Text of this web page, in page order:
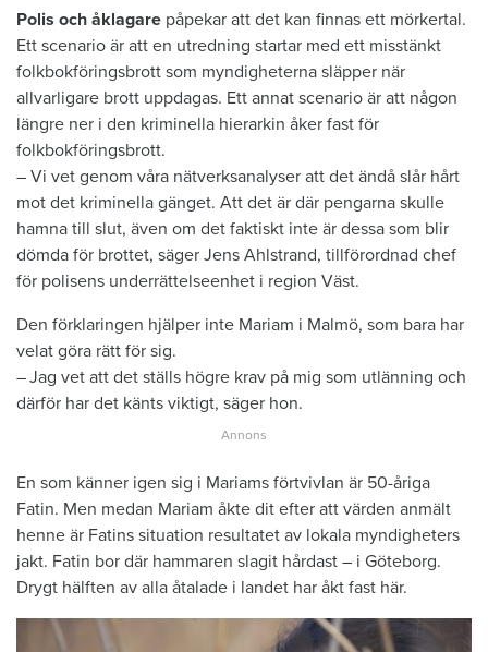
Polis och åklagare påpekar att det kan finnas ett mörkertal.
Ett scenario är att en utredning startar med ett misstänkt
folkbokföringsbrott som myndigheterna släpper när
allvarligare brott uppdagas. Ett annat scenario är att någon
längre ner i den kriminella hierarkin åker fast för
folkbokföringsbrott.
– Vi vet genom våra ­nätverksanalyser att det ändå slår hårt
mot det ­kriminella gänget. Att det är där pengarna skulle
hamna till slut, även om det faktiskt inte är dessa som blir
dömda för ­brottet, ­säger Jens Ahlstrand, till­förordnad chef
för polisens under­rättelseenhet i region Väst.
Den förklaringen hjälper inte ­Mariam i Malmö, som bara har
velat göra rätt för sig.
– Jag vet att det ställs högre krav på mig som utlänning och
därför har det känts viktigt, säger hon.
En som känner igen sig i Mariams förtvivlan är 50-åriga
Fatin. Men medan Mariam åkte dit efter att värden anmält
henne är Fatins situation resultatet av lokala myndigheters
jakt. Fatin bor där hammaren slagit hårdast – i Göteborg.
Drygt hälften av alla åtalade i landet har åkt fast här.